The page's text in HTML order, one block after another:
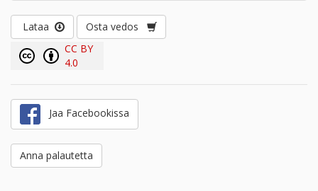
Lataa
Osta vedos
CC BY
4.0
Jaa Facebookissa
Anna palautetta